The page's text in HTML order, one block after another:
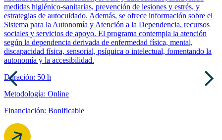
medidas higiénico-sanitarias, prevención de lesiones y estrés, y
estrategias de autocuidado. Además, se ofrece información sobre el
Sistema para la Autonomía y Atención a la Dependencia, recursos
sociales y servicios de apoyo. El programa contempla la atención
según la dependencia derivada de enfermedad física, mental,
discapacidad física, sensorial, psíquica o intelectual, fomentando la
autonomía y la accesibilidad.
Duración: 50 h
Metodología: Online
Financiación: Bonificable